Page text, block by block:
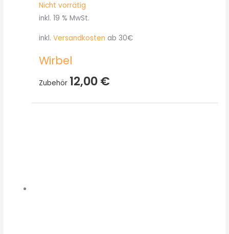
Nicht vorrätig
inkl. 19 % MwSt.
inkl. Versandkosten ab 30€
Wirbel
Zubehör 12,00€